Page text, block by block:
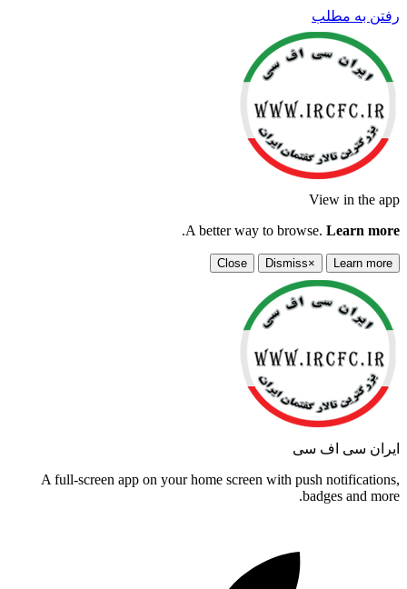
رفتن به مطلب
View in the app
A better way to browse. Learn more
.
Learn more
×
Dismiss
Close
ایران سی اف سی
A full-screen app on your home screen with push notifications,
badges and more.